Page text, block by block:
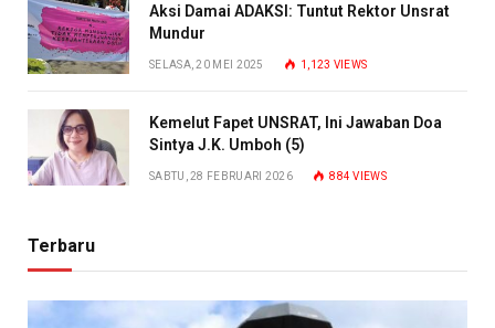
Aksi Damai ADAKSI: Tuntut Rektor Unsrat
Mundur
SELASA, 20 MEI 2025 1,123 VIEWS
Kemelut Fapet UNSRAT, Ini Jawaban Doa
Sintya J.K. Umboh (5)
SABTU, 28 FEBRUARI 2026 884VIEWS
Terbaru